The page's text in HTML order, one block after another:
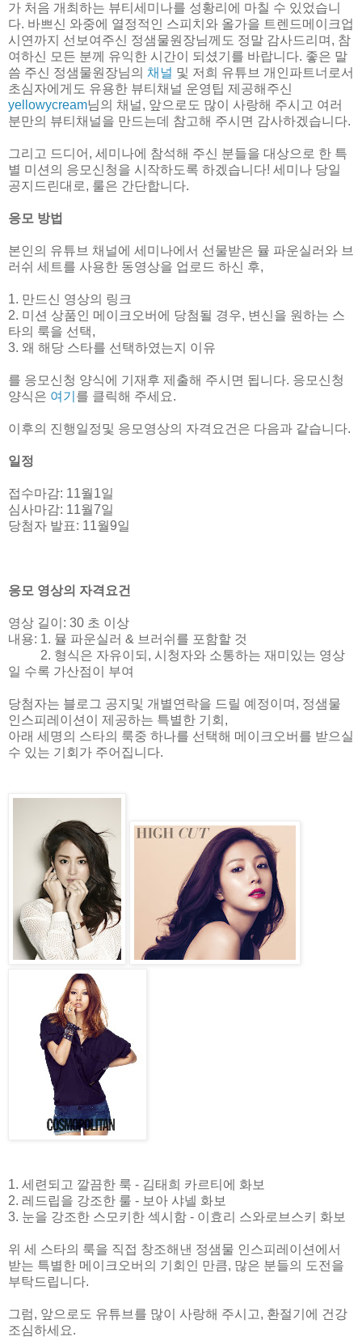
가 처음 개최하는 뷰티세미나를 성황리에 마칠 수 있었습니
다. 바쁘신 와중에 열정적인 스피치와 올가을 트렌드메이크업
시연까지 선보여주신 정샘물원장님께도 정말 감사드리며, 참
여하신 모든 분께 유익한 시간이 되셨기를 바랍니다. 좋은 말
씀 주신 정샘물원장님의 채널 및 저희 유튜브 개인파트너로서
초심자에게도 유용한 뷰티채널 운영팁 제공해주신
yellowycream님의 채널, 앞으로도 많이 사랑해 주시고 여러
분만의 뷰티채널을 만드는데 참고해 주시면 감사하겠습니다.
그리고 드디어, 세미나에 참석해 주신 분들을 대상으로 한 특
별 미션의 응모신청을 시작하도록 하겠습니다! 세미나 당일
공지드린대로, 룰은 간단합니다.
응모 방법
본인의 유튜브 채널에 세미나에서 선물받은 뮬 파운실러와 브
러쉬 세트를 사용한 동영상을 업로드 하신 후,
1. 만드신 영상의 링크
2. 미션 상품인 메이크오버에 당첨될 경우, 변신을 원하는 스
타의 룩을 선택,
3. 왜 해당 스타를 선택하였는지 이유
를 응모신청 양식에 기재후 제출해 주시면 됩니다. 응모신청
양식은 여기 를 클릭해 주세요.
이후의 진행일정및 응모영상의 자격요건은 다음과 같습니다.
일정
접수마감: 11월1일
심사마감: 11월7일
당첨자 발표: 11월9일
응모 영상의 자격요건
영상 길이: 30 초 이상
내용: 1. 뮬 파운실러 & 브러쉬를 포함할 것
2. 형식은 자유이되, 시청자와 소통하는 재미있는 영상
일 수록 가산점이 부여
당첨자는 블로그 공지및 개별연락을 드릴 예정이며, 정샘물
인스피레이션이 제공하는 특별한 기회,
아래 세명의 스타의 룩중 하나를 선택해 메이크오버를 받으실
수 있는 기회가 주어집니다.
1. 세련되고 깔끔한 룩 - 김태희 카르티에 화보
2. 레드립을 강조한 룰 - 보아 샤넬 화보
3. 눈을 강조한 스모키한 섹시함 - 이효리 스와로브스키 화보
위 세 스타의 룩을 직접 창조해낸 정샘물 인스피레이션에서
받는 특별한 메이크오버의 기회인 만큼, 많은 분들의 도전을
부탁드립니다.
그럼, 앞으로도 유튜브를 많이 사랑해 주시고, 환절기에 건강
조심하세요.